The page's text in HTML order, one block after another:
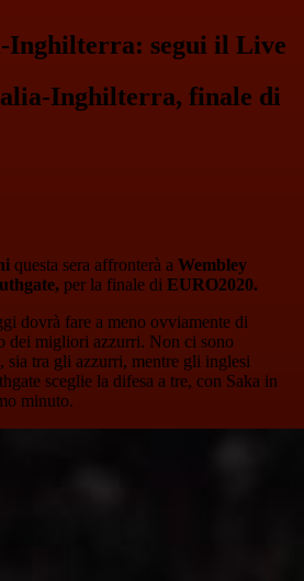
Inghilterra: segui il Live
Inghilterra, finale di
questa sera affronterà a Wembley
per la finale di EURO2020.
dovrà fare a meno ovviamente di
dei migliori azzurri. Non ci sono
sia tra gli azzurri, mentre gli inglesi
sceglie la difesa a tre, con Saka in
minuto.